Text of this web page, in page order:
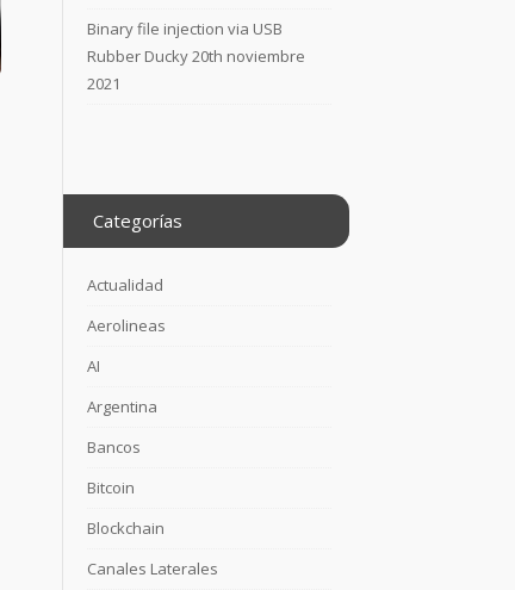
Binary file injection via USB
Rubber Ducky20th noviembre
2021
Categorías
Actualidad
Aerolineas
AI
Argentina
Bancos
Bitcoin
Blockchain
Canales Laterales